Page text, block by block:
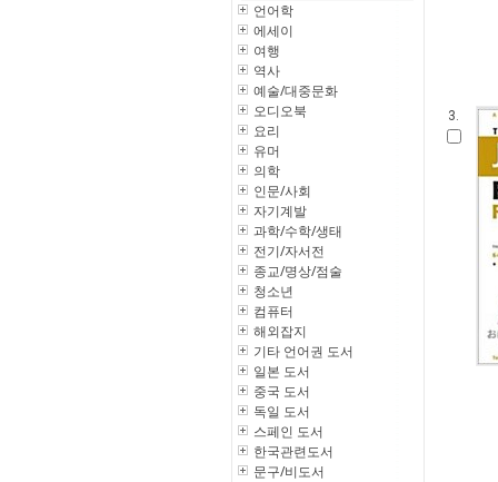
언어학
에세이
여행
역사
예술/대중문화
오디오북
요리
유머
의학
인문/사회
자기계발
과학/수학/생태
전기/자서전
종교/명상/점술
청소년
컴퓨터
해외잡지
기타 언어권 도서
일본 도서
중국 도서
독일 도서
스페인 도서
한국관련도서
문구/비도서
3.